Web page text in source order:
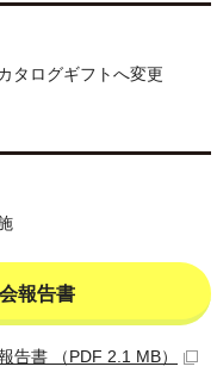
タログギフトへ変更
報告書
告書 （PDF 2.1 MB）